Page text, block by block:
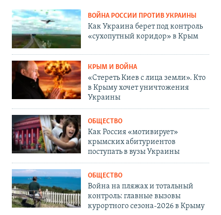
ВОЙНА РОССИИ ПРОТИВ УКРАИНЫ
Как Украина берет под контроль
«сухопутный коридор» в Крым
КРЫМ И ВОЙНА
«Стереть Киев с лица земли». Кто
в Крыму хочет уничтожения
Украины
ОБЩЕСТВО
Как Россия «мотивирует»
крымских абитуриентов
поступать в вузы Украины
ОБЩЕСТВО
Война на пляжах и тотальный
контроль: главные вызовы
курортного сезона-2026 в Крыму